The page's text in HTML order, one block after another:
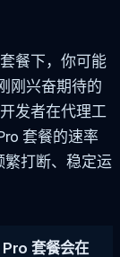
餐下，你可能
刚兴奋期待的
发者在代理工
套餐的速率
打断、稳定运
套餐会在